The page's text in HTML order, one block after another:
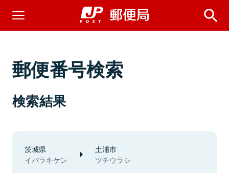
郵便番号検索
検索結果
茨城県
イバラキケン
土浦市
ツチウラシ